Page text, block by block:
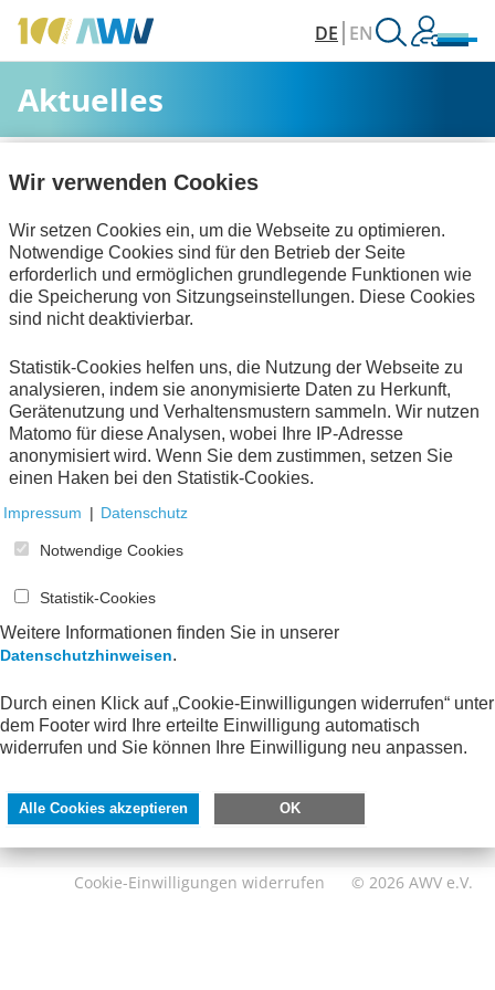
DE EN
Aktuelles
Alle Kategorien
Keine Nachrichten verfügbar.
Kontakt
Impressum
Datenschutzhinweise
Barrierefreiheit
FeRD
eXTra
AWV-Forum
Cookie-Einwilligungen widerrufen © 2026 AWV e.V.
Wir verwenden Cookies
Wir setzen Cookies ein, um die Webseite zu optimieren.
Notwendige Cookies sind für den Betrieb der Seite
erforderlich und ermöglichen grundlegende Funktionen wie
die Speicherung von Sitzungseinstellungen. Diese Cookies
sind nicht deaktivierbar.
Statistik-Cookies helfen uns, die Nutzung der Webseite zu
analysieren, indem sie anonymisierte Daten zu Herkunft,
Gerätenutzung und Verhaltensmustern sammeln. Wir nutzen
Matomo für diese Analysen, wobei Ihre IP-Adresse
anonymisiert wird. Wenn Sie dem zustimmen, setzen Sie
einen Haken bei den Statistik-Cookies.
Impressum | Datenschutz
Notwendige Cookies
Statistik-Cookies
Weitere Informationen finden Sie in unserer
Datenschutzhinweisen.
Durch einen Klick auf „Cookie-Einwilligungen widerrufen“ unter
dem Footer wird Ihre erteilte Einwilligung automatisch
widerrufen und Sie können Ihre Einwilligung neu anpassen.
Alle Cookies akzeptieren OK